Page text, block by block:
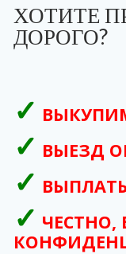
ХОТИТЕ
ДОРОГО?
ВЫЕЗД
ЧЕСТНО,